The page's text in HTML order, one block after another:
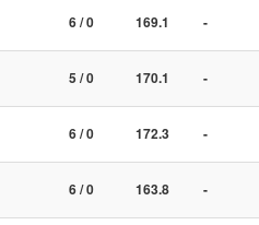
6 / 0 169.1 -
5 / 0 170.1 -
6 / 0 172.3 -
6 / 0 163.8 -